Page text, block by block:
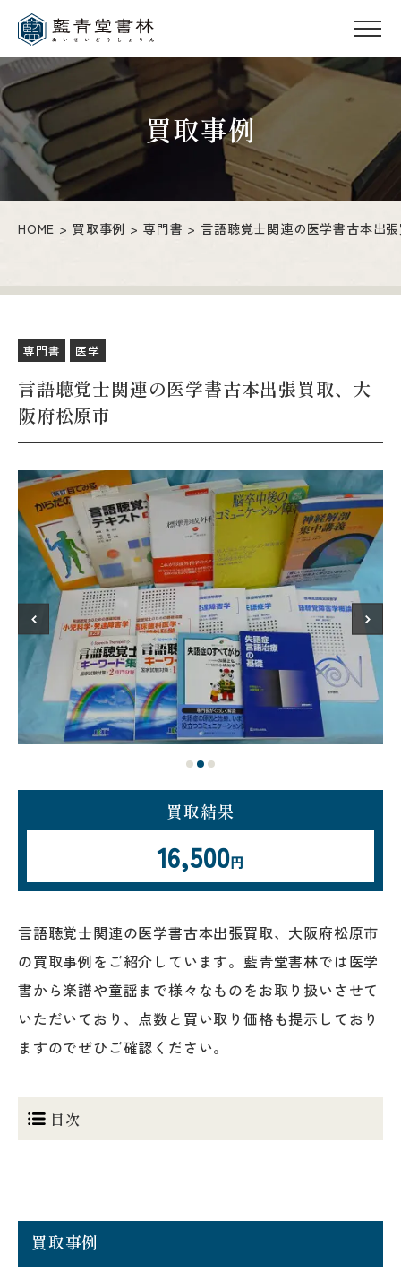
買取事例
HOME 買取事例 専門書 言語聴覚士関連の医学書古本出
専門書 医学
言語聴覚士関連の医学書古本出張買取、大
阪府松原市
買取結果
16,500円
言語聴覚士関連の医学書古本出張買取、大阪府松原市
の買取事例をご紹介しています。藍青堂書林では医学
書から楽譜や童謡まで様々なものをお取り扱いさせて
いただいており、点数と買い取り価格も提示しており
ますのでぜひご確認ください。
目次
買取事例